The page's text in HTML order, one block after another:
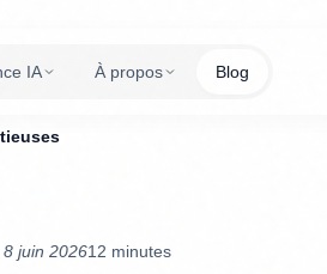
IA À propos Blog
juin 202612 minutes